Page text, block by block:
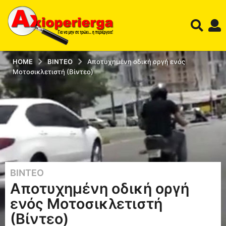
HOME ΒΊΝΤΕΟ
Αποτυχημένη οδική οργή ενός
Μοτοσικλετιστή (Βίντεο)
1
1
τ
η
ΒΊΝΤΕΟ
Αποτυχημένη οδική οργή
ενός Μοτοσικλετιστή
(Βίντεο)